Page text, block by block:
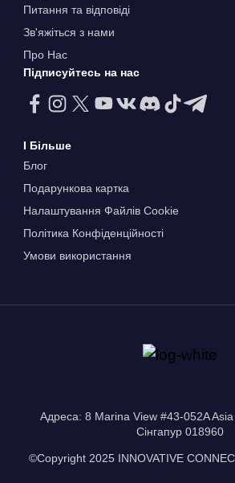
Питання та відповіді
Зв'яжіться з нами
Про Нас
Підписуйтесь на нас
І Більше
Блог
Подарункова картка
Налаштування Файлів Сookie
Політика Конфіденційності
Умови використання
Адреса: 8 Marina View #43-052A Asia
Сінгапур 018960
©Copyright 2025 INNOVATIVE